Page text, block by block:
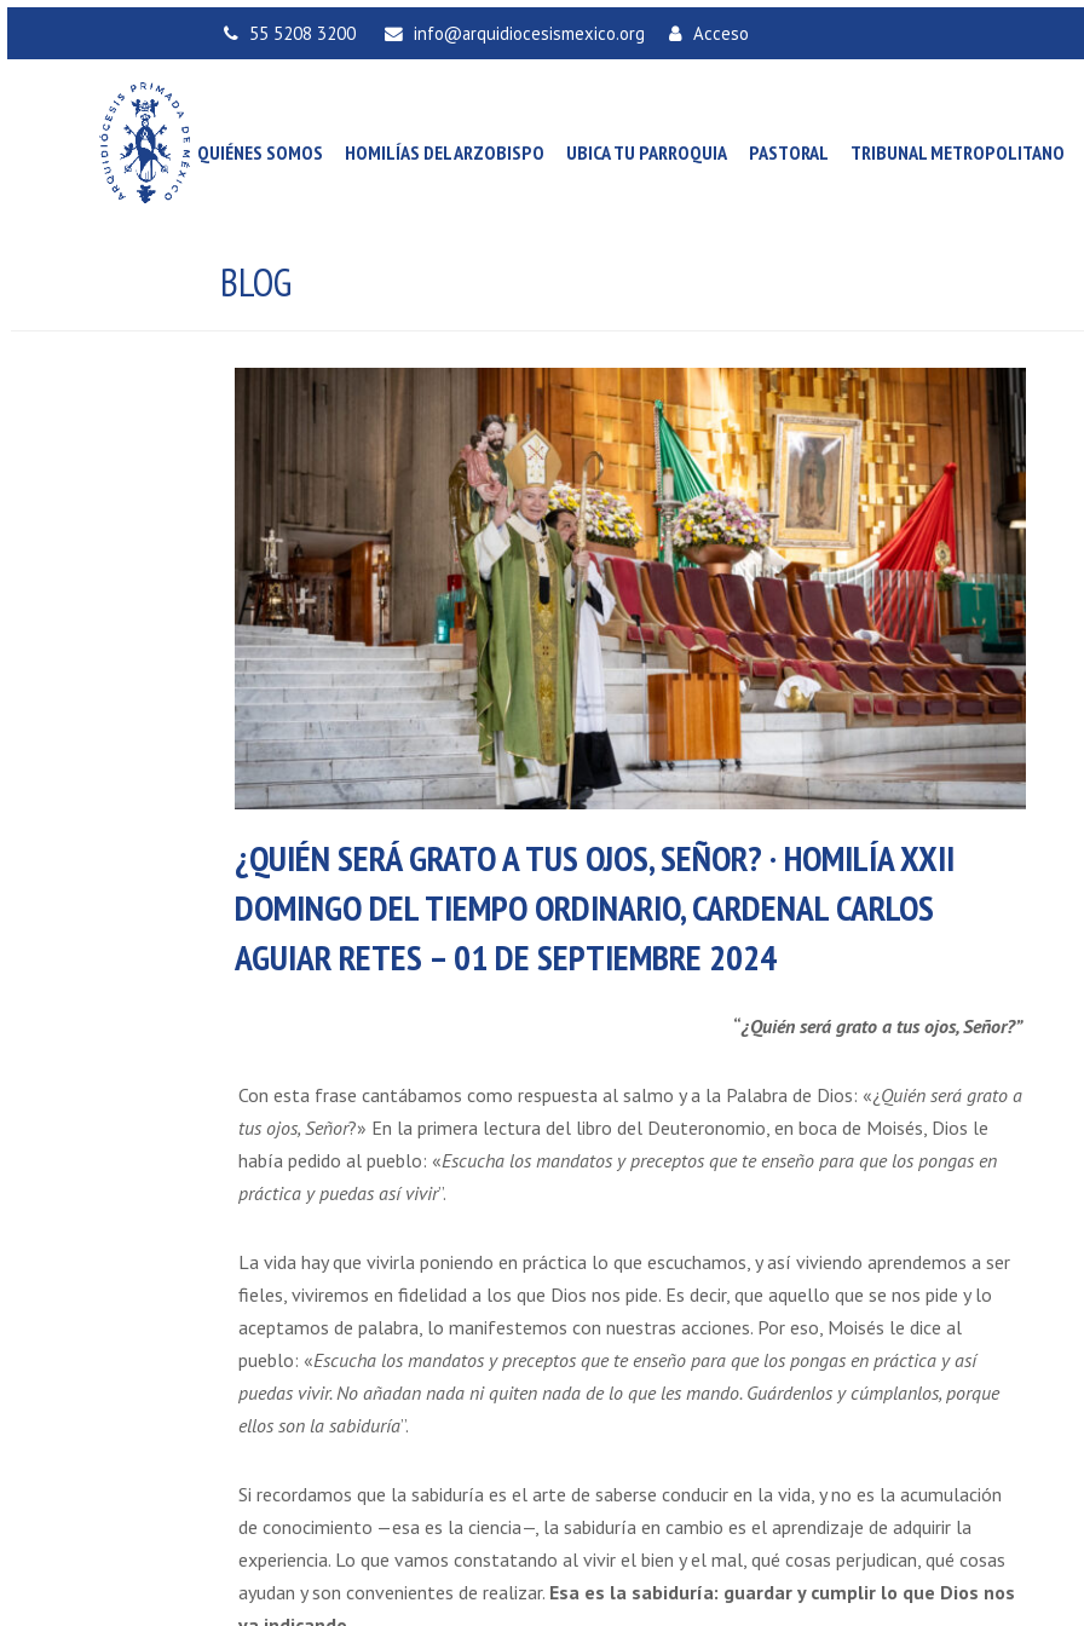
55 5208 3200 info@arquidiocesismexico.org Acceso
QUIÉNES SOMOS HOMILÍAS DEL ARZOBISPO UBICA TU PARROQUIA PASTORAL TRIBUNAL METROPOLITANO
BLOG
¿QUIÉN SERÁ GRATO A TUS OJOS, SEÑOR? · HOMILÍA XXII
DOMINGO DEL TIEMPO ORDINARIO, CARDENAL CARLOS
AGUIAR RETES – 01 DE SEPTIEMBRE 2024
“¿Quién será grato a tus ojos, Señor?”
Con esta frase cantábamos como respuesta al salmo y a la Palabra de Dios: «¿Quién será grato a
tus ojos, Señor?» En la primera lectura del libro del Deuteronomio, en boca de Moisés, Dios le
había pedido al pueblo: «Escucha los mandatos y preceptos que te enseño para que los pongas en
práctica y puedas así vivir”.
La vida hay que vivirla poniendo en práctica lo que escuchamos, y así viviendo aprendemos a ser
fieles, viviremos en fidelidad a los que Dios nos pide. Es decir, que aquello que se nos pide y lo
aceptamos de palabra, lo manifestemos con nuestras acciones. Por eso, Moisés le dice al
pueblo: «Escucha los mandatos y preceptos que te enseño para que los pongas en práctica y así
puedas vivir. No añadan nada ni quiten nada de lo que les mando. Guárdenlos y cúmplanlos, porque
ellos son la sabiduría”.
Si recordamos que la sabiduría es el arte de saberse conducir en la vida, y no es la acumulación
de conocimiento —esa es la ciencia—, la sabiduría en cambio es el aprendizaje de adquirir la
experiencia. Lo que vamos constatando al vivir el bien y el mal, qué cosas perjudican, qué cosas
ayudan y son convenientes de realizar. Esa es la sabiduría: guardar y cumplir lo que Dios nos
16 AGOSTO 2026
SAN ROQUE
VER DETALLE
17 AGOSTO 2026
B. BARTOLOMÉ DÍAS LAUREL
18 AGOSTO 2026
SANTA ELENA DE